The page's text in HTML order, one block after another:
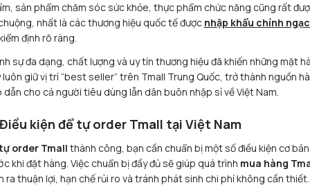
sản phẩm chăm sóc sức khỏe, thực phẩm chức năng cũng rất
nhất là các thương hiệu quốc tế được nhập khẩu chính
định rõ ràng.
sự đa dạng, chất lượng và uy tín thương hiệu đã khiến những mặt
luôn giữ vị trí “best seller” trên Tmall Trung Quốc, trở thành nguồn
dẫn cho cả người tiêu dùng lẫn dân buôn nhập sỉ về Việt Nam.
kiện để tự order Tmall tại Việt Nam
order Tmall thành công, bạn cần chuẩn bị một số điều kiện cơ bản
khi đặt hàng. Việc chuẩn bị đầy đủ sẽ giúp quá trình mua hàng
ra thuận lợi, hạn chế rủi ro và tránh phát sinh chi phí không cần thiết.